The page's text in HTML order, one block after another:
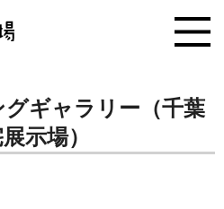
ギャラリー（千葉
示場）